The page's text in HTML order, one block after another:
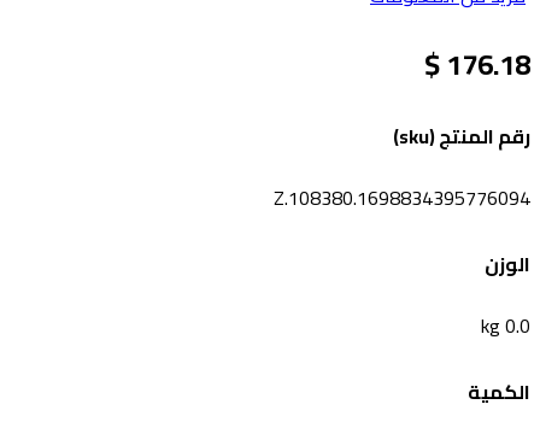
176.18 $
رقم المنتج (sku)
Z.108380.1698834395776094
الوزن
0.0 kg
الكمية